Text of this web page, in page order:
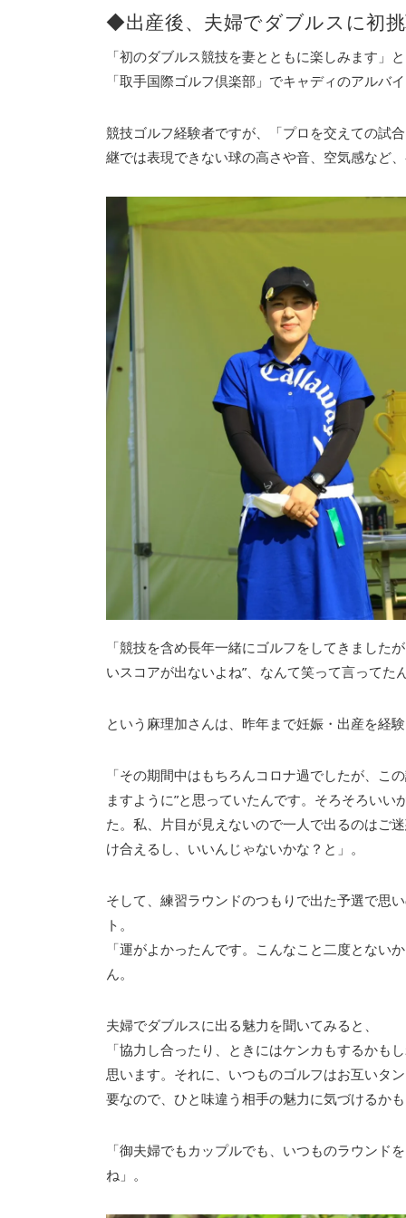
◆出産後、夫婦でダブルスに初
「初のダブルス競技を妻とともに楽しみます」
「取手国際ゴルフ倶楽部」でキャディのアルバ
競技ゴルフ経験者ですが、「プロを交えての試
継では表現できない球の高さや音、空気感など
「競技を含め長年一緒にゴルフをしてきました
いスコアが出ないよね”、なんて笑って言ってた
という麻理加さんは、昨年まで妊娠・出産を経
「その期間中はもちろんコロナ過でしたが、こ
ますように”と思っていたんです。そろそろい
た。私、片目が見えないので一人で出るのはご
け合えるし、いいんじゃないかな？と」。
そして、練習ラウンドのつもりで出た予選で思
ト。
「運がよかったんです。こんなこと二度とない
ん。
夫婦でダブルスに出る魅力を聞いてみると、
「協力し合ったり、ときにはケンカもするかも
思います。それに、いつものゴルフはお互いタ
要なので、ひと味違う相手の魅力に気づけるか
「御夫婦でもカップルでも、いつものラウンド
ね」。